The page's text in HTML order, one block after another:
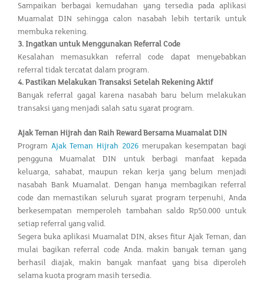
Sampaikan berbagai kemudahan yang tersedia pada aplikasi
Muamalat DIN sehingga calon nasabah lebih tertarik untuk
membuka rekening.
3. Ingatkan untuk Menggunakan Referral Code
Kesalahan memasukkan referral code dapat menyebabkan
referral tidak tercatat dalam program.
4.Pastikan Melakukan Transaksi Setelah Rekening Aktif
Banyak referral gagal karena nasabah baru belum melakukan
transaksi yang menjadi salah satu syarat program.
Ajak Teman Hijrah dan Raih Reward Bersama Muamalat DIN
Program Ajak Teman Hijrah 2026merupakan kesempatan bagi
pengguna Muamalat DIN untuk berbagi manfaat kepada
keluarga, sahabat, maupun rekan kerja yang belum menjadi
nasabah Bank Muamalat. Dengan hanya membagikan referral
code dan memastikan seluruh syarat program terpenuhi, Anda
berkesempatan memperoleh tambahan saldo Rp50.000 untuk
setiap referral yang valid.
Segera buka aplikasi Muamalat DIN, akses fitur Ajak Teman, dan
mulai bagikan referral code Anda. makin banyak teman yang
berhasil diajak, makin banyak manfaat yang bisa diperoleh
selama kuota program masih tersedia.